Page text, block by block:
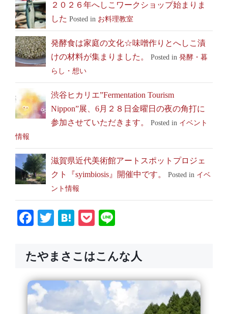
２０２６年へしこワークショップ始まりま
した Posted in お料理教室
発酵食は家庭の文化☆味噌作りとへしこ漬
けの材料が集まりました。
Posted in 発酵・暮
らし・想い
渋谷ヒカリエ”Fermentation Tourism
Nippon”展、6月２８日金曜日の夜の角打に
参加させていただきます。
Posted in イベント
情報
滋賀県近代美術館アートスポットプロジェ
クト『syimbiosis』開催中です。
Posted in イベ
ント情報
Facebook
Twitter
HatenaPocket
たやまさこはこんな人